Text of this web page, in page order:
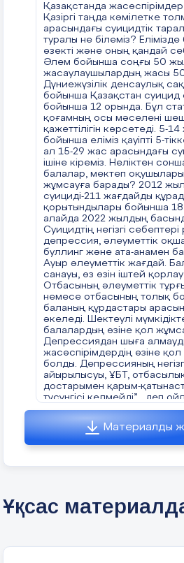
Қазақстанда
Қазіргі таңда кәмілетке
арасындағы суицидтік
туралы не білеміз?
өзекті және оның қандай
Әлем бойынша соңғы 50
жасаулаушылардың жасы
Дүниежүзілік денсаулық
бойынша Қазақстан суицид
бойынша 12 орында. Бұл
қоғамның осы мәселені
қажеттілігін көрсетеді. 5-
бойынша еліміз қауіпті 5-
ал 15-29 жас арасындағы
ішіне кіреміз. Неліктен
балалар, мектеп
жұмсауға барады? 2012
суициді-211 жағдайды
қорытындылары бойынша
алайда 2022 жылдың
Суицидтің негізгі
депрессия, әлеуметтік
буллинг және ата-анамен
Ауыр әлеуметтік жағдай.
санауы, өз өзін іштей
Отбасының әлеуметтік
немесе отбасының толық
баланың құрдастары
әкеледі. Шектеулі
балалардың өзіне қол
Депрессиядан шыға
жасөспірімдердің өзіне
болды. Депрессияның
айырылысуы, ҰБТ, отбасылық
достарымен қарым-
түсүнгісі келмейді” , деп
Ата-анасымен қарым-
Өтпелі жаста көп балада
болып тұрады. Себебі бала
түсініспеушілік пайда
деп ойлайды.
болып жатқар мәселені
қатты қабылдауында.
Материалды
Ұқсас